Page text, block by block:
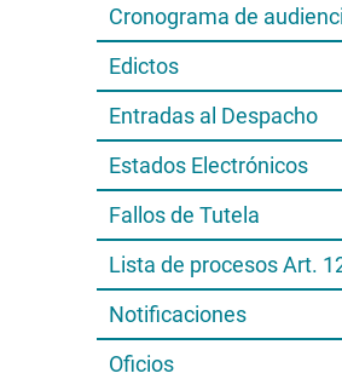
Cronograma de
Edictos
Entradas al Despacho
Estados Electrónicos
Fallos de Tutela
Lista de procesos Art.
Notificaciones
Oficios